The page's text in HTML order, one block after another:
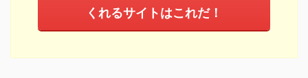
くれるサイトはこれだ！